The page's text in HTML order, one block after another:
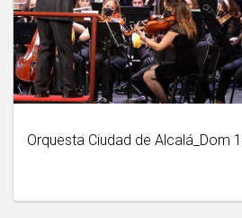
Orquesta Ciudad de Alcalá_Dom